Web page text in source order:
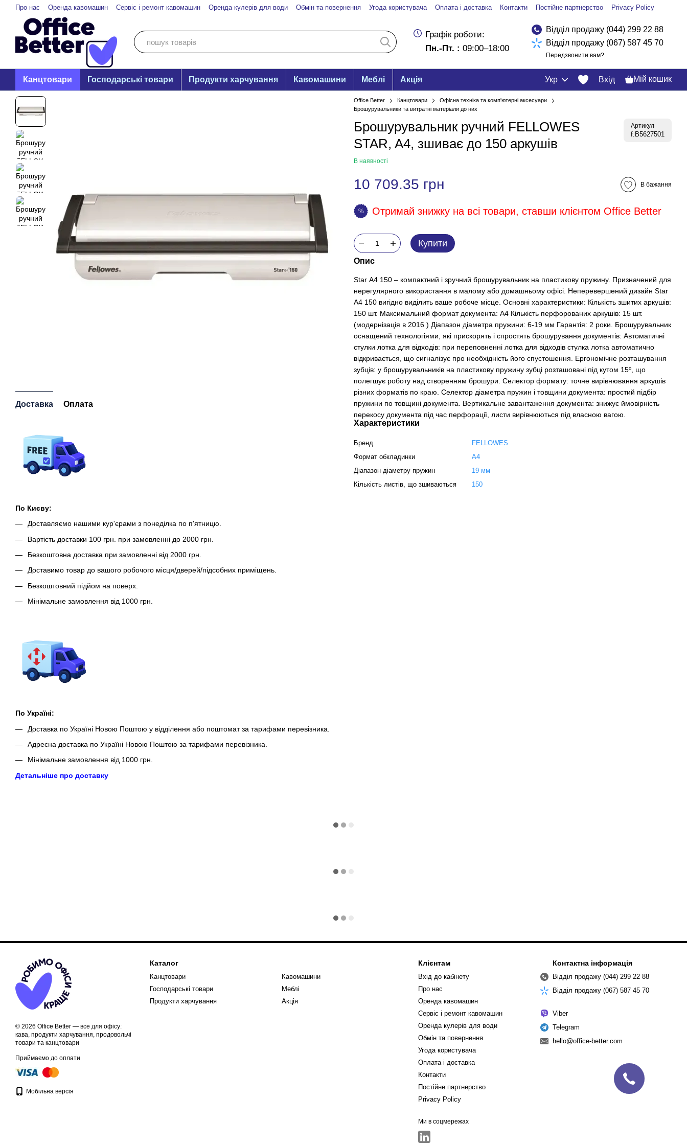
Перейти до основного контенту
Про нас Оренда кавомашин Сервіс і ремонт кавомашин Оренда кулерів для води Обмін та повернення Угода користувача Оплата і доставка Контакти Постійне партнерство Privacy Policy
Графік роботи:
Пн.-Пт. : 09:00–18:00
Відділ продажу (044) 299 22 88
Відділ продажу (067) 587 45 70
Передзвонити вам?
Канцтовари Господарські товари Продукти харчування Кавомашини Меблі Акція Укр Вхід Мій кошик
Доставка Оплата
По Києву:
Доставляємо нашими кур'єрами з понеділка по п'ятницю.
Вартість доставки 100 грн. при замовленні до 2000 грн.
Безкоштовна доставка при замовленні від 2000 грн.
Доставимо товар до вашого робочого місця/дверей/підсобних приміщень.
Безкоштовний підйом на поверх.
Мінімальне замовлення від 1000 грн.
По Україні:
Доставка по Україні Новою Поштою у відділення або поштомат за тарифами перевізника.
Адресна доставка по Україні Новою Поштою за тарифами перевізника.
Мінімальне замовлення від 1000 грн.
Детальніше про доставку
Office Better Канцтовари
Офісна техніка та комп'ютерні аксесуари
Брошурувальники та витратні матеріали до них
Брошурувальник ручний FELLOWES
STAR, A4, зшиває до 150 аркушів
Артикул
f.B5627501
В наявності
10 709.35 грн В бажання
% Отримай знижку на всі товари, ставши клієнтом Office Better
Купити
Опис
Star А4 150 – компактний і зручний брошурувальник на пластикову пружину. Призначений для
нерегулярного використання в малому або домашньому офісі. Неперевершений дизайн Star
А4 150 вигідно виділить ваше робоче місце. Основні характеристики: Кількість зшитих аркушів:
150 шт. Максимальний формат документа: А4 Кількість перфорованих аркушів: 15 шт.
(модернізація в 2016 ) Діапазон діаметра пружини: 6-19 мм Гарантія: 2 роки. Брошурувальник
оснащений технологіями, які прискорять і спростять брошурування документів: Автоматичні
стулки лотка для відходів: при переповненні лотка для відходів стулка лотка автоматично
відкривається, що сигналізує про необхідність його спустошення. Ергономічне розташування
зубців: у брошурувальників на пластикову пружину зубці розташовані під кутом 15º, що
полегшує роботу над створенням брошури. Селектор формату: точне вирівнювання аркушів
різних форматів по краю. Селектор діаметра пружин і товщини документа: простий підбір
пружини по товщині документа. Вертикальне завантаження документа: знижує ймовірність
перекосу документа під час перфорації, листи вирівнюються під власною вагою.
Характеристики
Бренд
FELLOWES
Формат обкладинки
A4
Діапазон діаметру пружин
19 мм
Кількість листів, що зшиваються
150
© 2026 Office Better — все для офісу:
кава, продукти харчування, продовольчі
товари та канцтовари
Приймаємо до оплати
Мобільна версія
Каталог
Канцтовари
Господарські товари
Продукти харчування
Кавомашини
Меблі
Акція
Клієнтам
Вхід до кабінету
Про нас
Оренда кавомашин
Сервіс і ремонт кавомашин
Оренда кулерів для води
Обмін та повернення
Угода користувача
Оплата і доставка
Контакти
Постійне партнерство
Privacy Policy
Ми в соцмережах
Контактна інформація
Відділ продажу (044) 299 22 88
Відділ продажу (067) 587 45 70
Viber
Telegram
hello@office-better.com